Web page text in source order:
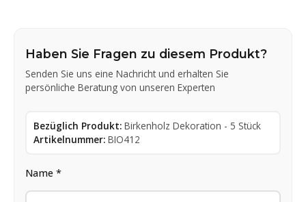
Haben Sie Fragen zu diesem Produkt?
Senden Sie uns eine Nachricht und erhalten Sie
persönliche Beratung von unseren Experten
Bezüglich Produkt: Birkenholz Dekoration - 5 Stück
Artikelnummer: BIO412
Name *